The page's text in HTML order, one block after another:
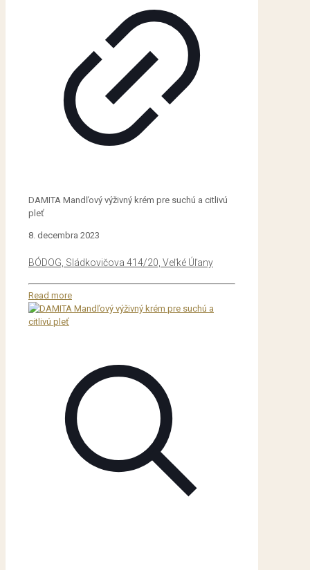
DAMITA Mandľový výživný krém pre suchú a citlivú
pleť
8. decembra 2023
BÓDOG, Sládkovičova 414/20, Veľké Úľany
Read more